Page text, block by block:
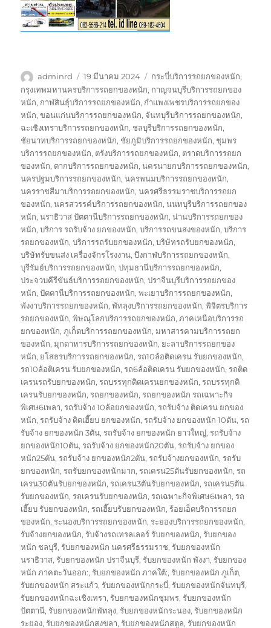
ผู้
เขียน
adminrd
เขียน
เมื่อ
19 มีนาคม 2024
ป้าย
กำกับ
กระบี่บริการรถยกของหนัก,
กรุงเทพมหานครบริการรถยกของหนัก, กาญจนบุรีบริการรถยกของ
หนัก, กาฬสินธุ์บริการรถยกของหนัก, กำแพงเพชรบริการรถยกของ
หนัก,ขอนแก่นบริการรถยกของหนัก, จันทบุรีบริการรถยกของหนัก,
ฉะเชิงเทราบริการรถยกของหนัก, ชลบุรีบริการรถยกของหนัก,
ชัยนาทบริการรถยกของหนัก, ชัยภูมิบริการรถยกของหนัก, ชุมพร
บริการรถยกของหนัก, ตรังบริการรถยกของหนัก, ตราดบริการรถยก
ของหนัก, ตากบริการรถยกของหนัก,นครนายกบริการรถยกของหนัก,
นครปฐมบริการรถยกของหนัก,นครพนมบริการรถยกของหนัก,
นครราชสีมาบริการรถยกของหนัก,นครศรีธรรมราชบริการรถยก
ของหนัก,นครสวรรค์บริการรถยกของหนัก,นนทบุรีบริการรถยกของ
หนัก,นราธิวาส ปัตตานีบริการรถยกของหนัก,น่านบริการรถยกของ
หนัก,บริการ รถรับจ้าง ยกของหนัก,บริการรถขนสงของหนัก,บริการ
รถยกของหนัก,บริการรถรับยกของหนัก,บริษัทรถรับยกของหนัก,
บริษัทรับขนส่ง เครื่องจักรโรงงาน,บึงกาฬบริการรถยกของหนัก,
บุรีรัมย์บริการรถยกของหนัก,ปทุมธานีบริการรถยกของหนัก,
ประจวบคีรีขันธ์บริการรถยกของหนัก,ปราจีนบุรีบริการรถยกของ
หนัก,ปัตตานีบริการรถยกของหนัก,พะเยาบริการรถยกของหนัก,
พังงาบริการรถยกของหนัก,พัทลุงบริการรถยกของหนัก,พิจิตรบริการ
รถยกของหนัก,พิษณุโลกบริการรถยกของหนัก,ภาคเหนือบริการรถ
ยกของหนัก,ภูเก็ตบริการรถยกของหนัก,มหาสารคามบริการรถยก
ของหนัก,มุกดาหารบริการรถยกของหนัก, ยะลาบริการรถยกของ
หนัก, ยโสธรบริการรถยกของหนัก,รถ10ล้อติดเครน รับยกของหนัก,
รถ10ล้อติเครน รับยกของหนัก,รถ6ล้อติดเครน รับยกของหนัก,รถติด
เครนรถรับยกของหนัก,รถบรรทุกติดเครนยกของหนัก,รถบรรทุกติ
เครนรับยกของหนัก,รถยกของหนัก,รถยกของหนัก รถเฉพาะกิจ
พิเศษ6เพลา,รถรับจ้าง 10ล้อยกของหนัก,รถรับจ้าง ติดเครน ยกของ
หนัก,รถรับจ้าง ติดเฮี๊ยบ ยกของหนัก,รถรับจ้าง ยกของหนัก 10ตัน,รถ
รับจ้าง ยกของหนัก 3ตัน,รถรับจ้าง ยกของหนัก ยาวใหญ่,รถรับจ้าง
ยกของหนัก10ตัน,รถรับจ้าง ยกของหนัก20ตัน,รถรับจ้าง ยกของ
หนัก25ตัน,รถรับจ้าง ยกของหนัก2ตัน,รถรับจ้างยกของหนัก,รถรับ
ยกของหนัก,รถรับยกของหนักมาก,รถเครน25ตันรับยกของหนัก,รถ
เครน30ตันรับยกของหนัก,รถเครน3ตันรับยกของหนัก,รถเครน5ตัน
รับยกของหนัก,รถเครนรับยกของหนัก,รถเฉพาะกิจพิเศษ6เพลา,รถ
เฮี๊ยบ รับยกของหนัก,รถเฮี๊ยบรับยกของหนัก,ร้อยเอ็ดบริการรถยก
ของหนัก,ระนองบริการรถยกของหนัก,ระยองบริการรถยกของหนัก,
รับจ้างยกของหนัก,รับจ้างรถเทรลเลอร์ รับยกของหนัก,รับยกของ
หนัก ชลบุรี,รับยกของหนัก นครศรีธรรมราช,รับยกของหนัก
นราธิวาส,รับยกของหนัก ปราจีนบุรี,รับยกของหนัก พังงา,รับยกของ
หนัก ภาคตะวันออก:,รับยกของหนัก ภาคใต้:,รับยกของหนัก ภูเก็ต,
รับยกของหนัก สระแก้ว,รับยกของหนักกระบี่,รับยกของหนักจันทบุรี,
รับยกของหนักฉะเชิงเทรา,รับยกของหนักชุมพร,รับยกของหนัก
ปัตตานี,รับยกของหนักพัทลุง,รับยกของหนักระนอง,รับยกของหนัก
ระยอง,รับยกของหนักสงขลา,รับยกของหนักสตูล,รับยกของหนัก